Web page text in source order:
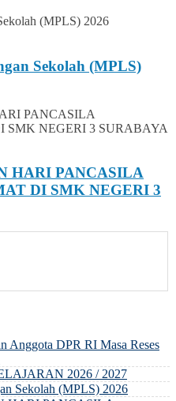
Sekolah (MPLS)
HARI PANCASILA
DI SMK NEGERI 3
Anggota DPR RI Masa Reses
2026 / 2027
Sekolah (MPLS) 2026